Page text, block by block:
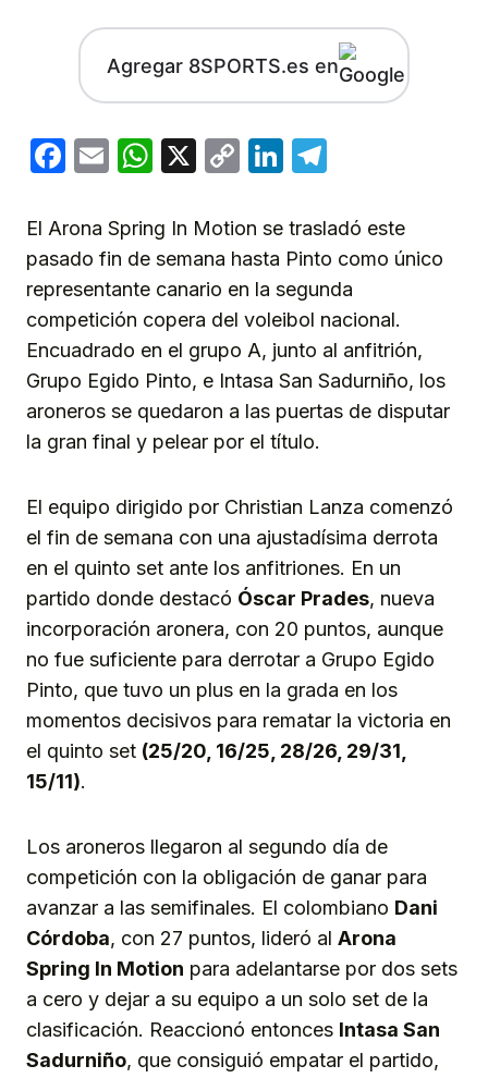
Agregar 8SPORTS.es en
Facebook
EmailWhatsApp
X
CopyLinkedIn
El Arona Spring In Motion se trasladó este
pasado fin de semana hasta Pinto como único
representante canario en la segunda
competición copera del voleibol nacional.
Encuadrado en el grupo A, junto al anfitrión,
Grupo Egido Pinto, e Intasa San Sadurniño, los
aroneros se quedaron a las puertas de disputar
la gran final y pelear por el título.
El equipo dirigido por Christian Lanza comenzó
el fin de semana con una ajustadísima derrota
en el quinto set ante los anfitriones. En un
partido donde destacó Óscar Prades, nueva
incorporación aronera, con 20 puntos, aunque
no fue suficiente para derrotar a Grupo Egido
Pinto, que tuvo un plus en la grada en los
momentos decisivos para rematar la victoria en
el quinto set (25/20, 16/25, 28/26, 29/31,
15/11).
Los aroneros llegaron al segundo día de
competición con la obligación de ganar para
avanzar a las semifinales. El colombiano Dani
Córdoba, con 27 puntos, lideró al Arona
Spring In Motion para adelantarse por dos sets
a cero y dejar a su equipo a un solo set de la
clasificación. Reaccionó entonces Intasa San
Sadurniño, que consiguió empatar el partido,